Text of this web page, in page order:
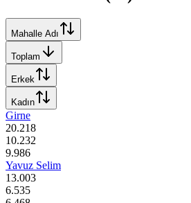
Mahalle Adı
Toplam
Erkek
Kadın
Girne
20.218
10.232
9.986
Yavuz Selim
13.003
6.535